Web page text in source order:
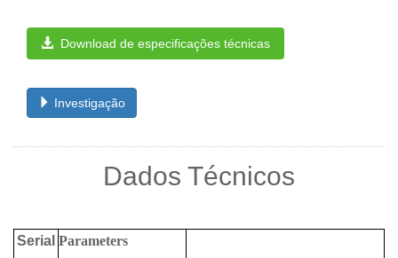
Download de especificações técnicas
Investigação
Dados Técnicos
Serial Parameters